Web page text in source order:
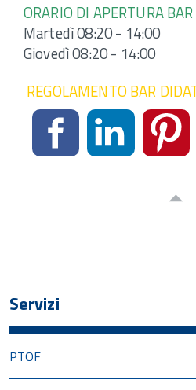
ORARIO DI APERTURA
Martedì 08:20 - 14:00
Giovedì 08:20 - 14:00
REGOLAMENTO BAR
Servizi
PTOF